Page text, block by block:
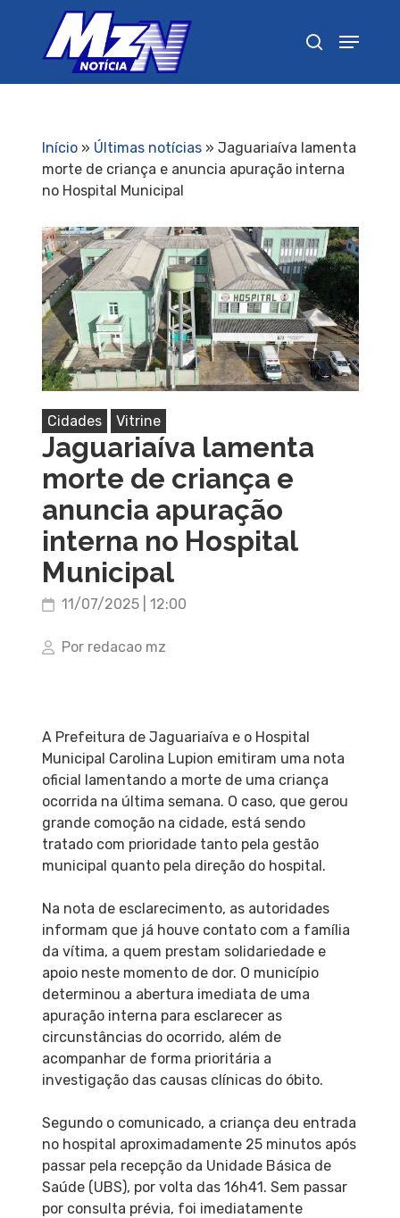
Início» Últimas notícias» Jaguariaíva lamenta
morte de criança e anuncia apuração interna
no Hospital Municipal
Cidades Vitrine
Jaguariaíva lamenta
morte de criança e
anuncia apuração
interna no Hospital
Municipal
11/07/2025 | 12:00
Por redacao mz
A Prefeitura de Jaguariaíva e o Hospital
Municipal Carolina Lupion emitiram uma nota
oficial lamentando a morte de uma criança
ocorrida na última semana. O caso, que gerou
grande comoção na cidade, está sendo
tratado com prioridade tanto pela gestão
municipal quanto pela direção do hospital.
Na nota de esclarecimento, as autoridades
informam que já houve contato com a família
da vítima, a quem prestam solidariedade e
apoio neste momento de dor. O município
determinou a abertura imediata de uma
apuração interna para esclarecer as
circunstâncias do ocorrido, além de
acompanhar de forma prioritária a
investigação das causas clínicas do óbito.
Segundo o comunicado, a criança deu entrada
no hospital aproximadamente 25 minutos após
passar pela recepção da Unidade Básica de
Saúde (UBS), por volta das 16h41. Sem passar
por consulta prévia, foi imediatamente